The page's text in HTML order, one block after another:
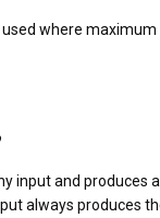
where maximum
input and produces
always produces